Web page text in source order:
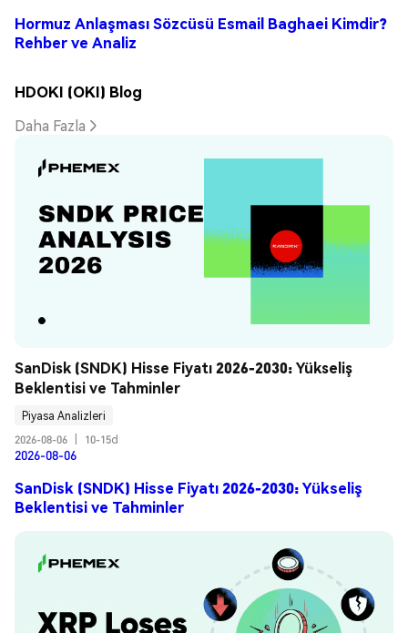
Hormuz Anlaşması Sözcüsü Esmail Baghaei Kimdir?
Rehber ve Analiz
HDOKI (OKI) Blog
Daha Fazla
SanDisk (SNDK) Hisse Fiyatı 2026-2030: Yükseliş
Beklentisi ve Tahminler
Piyasa Analizleri
2026-08-06
10-15d
2026-08-06
SanDisk (SNDK) Hisse Fiyatı 2026-2030: Yükseliş
Beklentisi ve Tahminler